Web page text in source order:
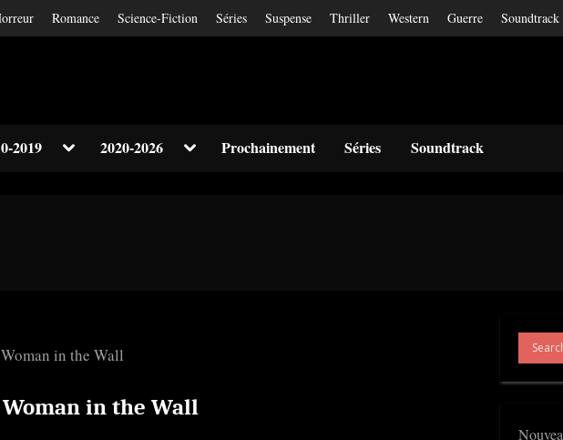
Romance Science-Fiction Séries Suspense Thriller Western Guerre Soundtrack
2019 Toggle2020-2026 ToggleProchainement Séries Soundtrack
in the Wall